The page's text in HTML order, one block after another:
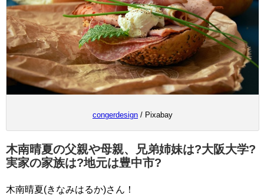
congerdesign / Pixabay
木南晴夏の父親や母親、兄弟姉妹は?大阪大学?
実家の家族は?地元は豊中市?
木南晴夏(きなみはるか)さん！